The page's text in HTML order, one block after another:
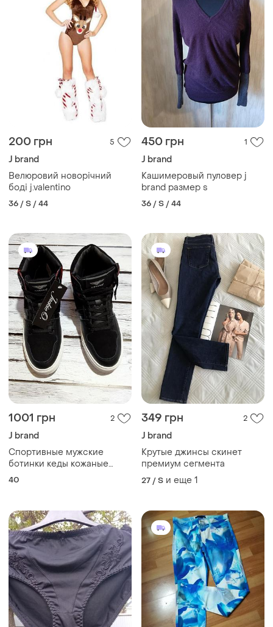
200 грн 5
J brand
Велюровий новорічний
боді j.valentino
36 / S / 44
450 грн 1
J brand
Кашимеровый пуловер j
brand размер s
36 / S / 44
1001 грн 2
J brand
Спортивные мужские
ботинки кеды кожаные
замшевые утепленные
40
349 грн 2
J brand
Крутые джинсы скинет
премиум сегмента
27 / S и еще 1